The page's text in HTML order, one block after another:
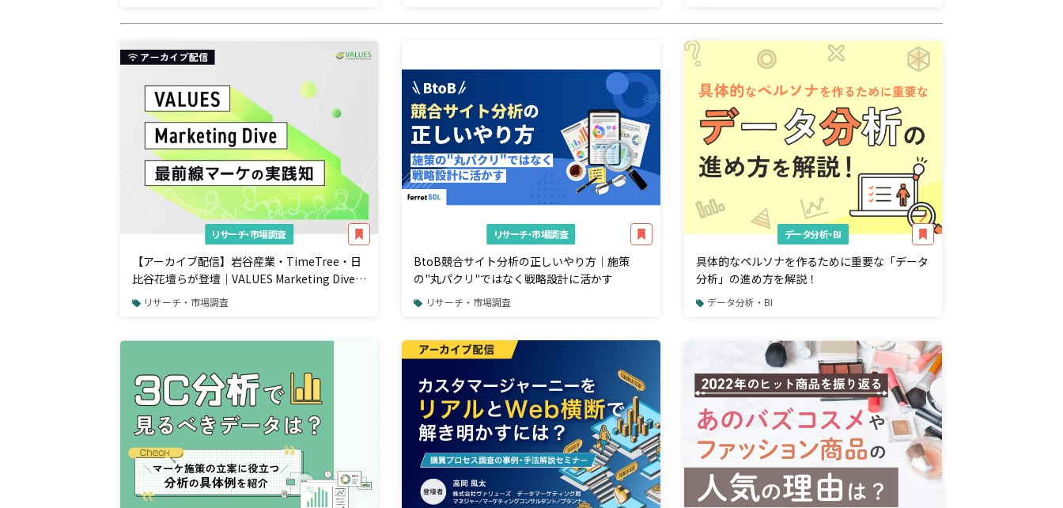
リサーチ・市場調査
【アーカイブ配信】岩谷産業・TimeTree・日
比谷花壇らが登壇｜VALUES Marketing Dive
2025リサーチ・市場調査
リサーチ・市場調査
BtoB競合サイト分析の正しいやり方｜施策
の"丸パクリ"ではなく戦略設計に活かす
リサーチ・市場調査
データ分析・BI
具体的なペルソナを作るために重要な「データ
分析」の進め方を解説！
データ分析・BI